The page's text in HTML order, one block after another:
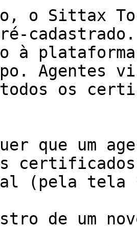
o Sittax
à
Agentes
todos os
que um
(pela
de um